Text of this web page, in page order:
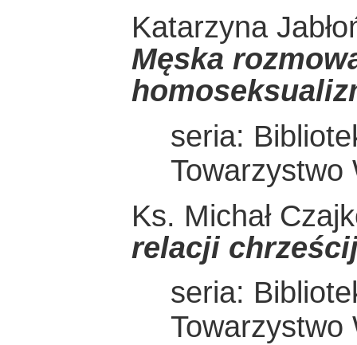
Katarzyna
Męska
seria:
Towarzystwo
Ks. Michał
relacji
seria:
Towarzystwo